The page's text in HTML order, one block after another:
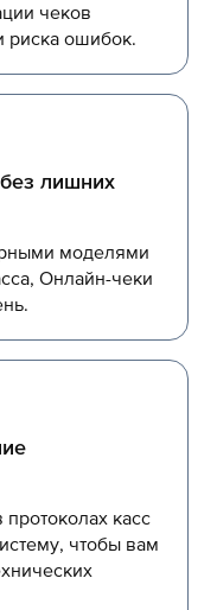
чеков
риска ошибок.
лишних
моделями
Онлайн-чеки
касс
чтобы вам